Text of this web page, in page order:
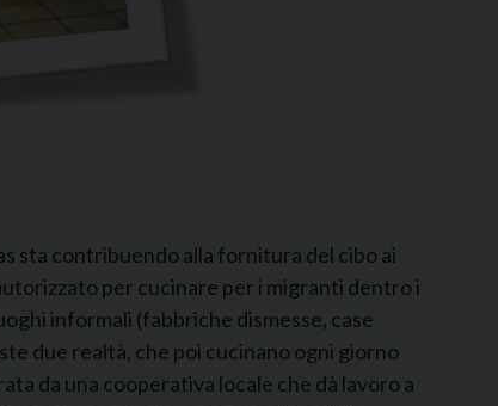
sta contribuendo alla fornitura del cibo ai
per cucinare per i migranti dentro i
informali (fabbriche dismesse, case
due realtà, che poi cucinano ogni giorno
da una cooperativa locale che dà lavoro a